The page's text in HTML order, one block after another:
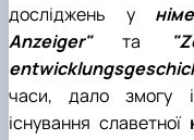
досліджень у
Anzeiger"та
часи, дало змогу
існування славетної